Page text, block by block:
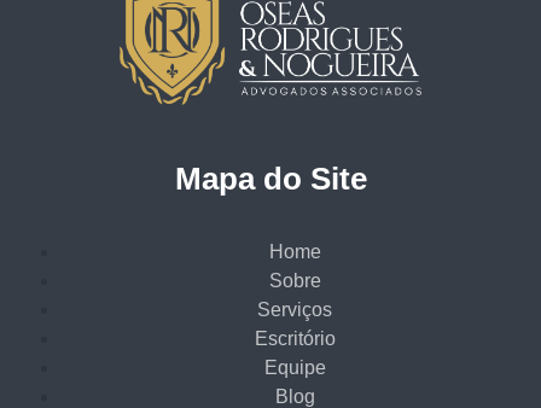
Mapa do Site
Home
Sobre
Serviços
Escritório
Equipe
Blog